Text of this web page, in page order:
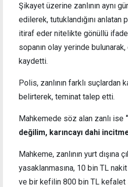
Şikayet üzerine zanlının aynı
edilerek, tutuklandığını anlatan
itiraf eder nitelikte gönüllü
sopanın olay yerinde bulunarak,
kaydetti.
Polis, zanlının farklı suçlardan
belirterek, teminat talep etti.
Mahkemede söz alan zanlı ise
değilim, karıncayı dahi
Mahkeme, zanlının yurt dışına
yasaklanmasına, 10 bin TL
ve bir kefilin 800 bin TL kefalet